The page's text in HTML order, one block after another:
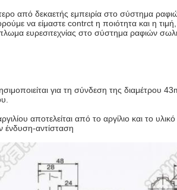
από δεκαετής εμπειρία στο σύστημα
να είμαστε contrct η ποιότητα και η
ευρεσιτεχνίας στο σύστημα ραφιών
για τη σύνδεση της
αποτελείται από το αργίλιο και το
ένδυση-αντίσταση